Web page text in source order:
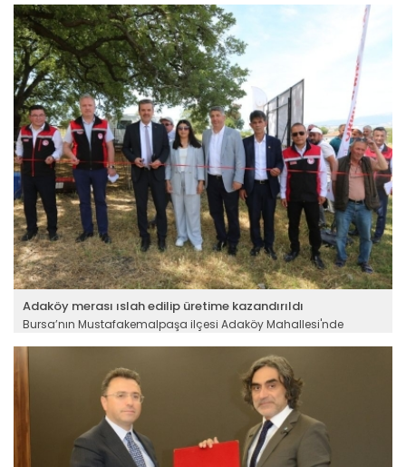
Adaköy merası ıslah edilip üretime kazandırıldı
Bursa’nın Mustafakemalpaşa ilçesi Adaköy Mahallesi'nde
karşılanmasına katkı sağlamak amacıyla yürütülen Çayır Mera
Islah ve Amenajman Projesi tamamlandı.
Devamını Oku ->